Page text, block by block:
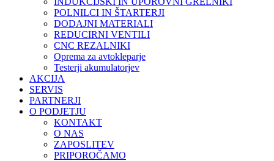
POLNILCI IN ŠTARTERJI
DODAJNI MATERIALI
REDUCIRNI VENTILI
CNC REZALNIKI
Oprema za avtokleparje
Testerji akumulatorjev
AKCIJA
SERVIS
PARTNERJI
O PODJETJU
KONTAKT
O NAS
ZAPOSLITEV
PRIPOROČAMO